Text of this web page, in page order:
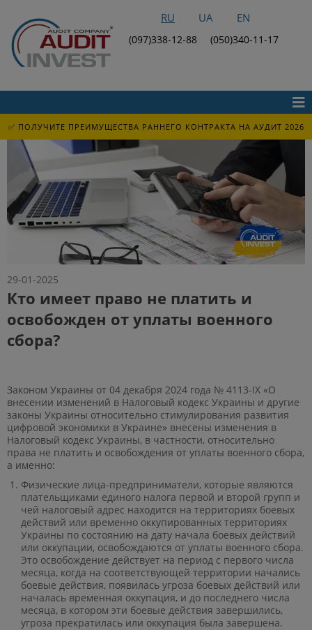
RU UA EN
(097)338-12-88 (050)340-11-17
✅ ПОЛУЧИТЕ ПРЕИМУЩЕСТВА РАННЕГО КОНТРАКТА НА АУДИТ 2026
29-01-2025
Кто имеет право не платить и
освобожден от уплаты военного
сбора?
Законом Украины от 04 декабря 2024 года № 4113-ІХ «О
внесении изменений в Налоговый кодекс Украины и другие
законы Украины относительно стимулирования развития
цифровой экономики в Украине» внесены изменения в
Налоговый кодекс Украины, в частности, относительно
права не платить и освобождения от уплаты военного сбора,
а именно:
Физические лица-предприниматели, которые являются
плательщиками единого налога первой и второй групп и
чей налоговый адрес находится на территориях боевых
действий или временно оккупированных территориях
Украины по состоянию на дату начала боевых действий
или оккупации, освобождаются от уплаты военного сбора.
Это освобождение действует на период с первого числа
месяца, когда на соответствующей территории начались
боевые действия, появилась угроза боевых действий или
началась временная оккупация, и до последнего числа
месяца, в котором эти боевые действия завершились,
угроза прекратилась или оккупация была завершена.